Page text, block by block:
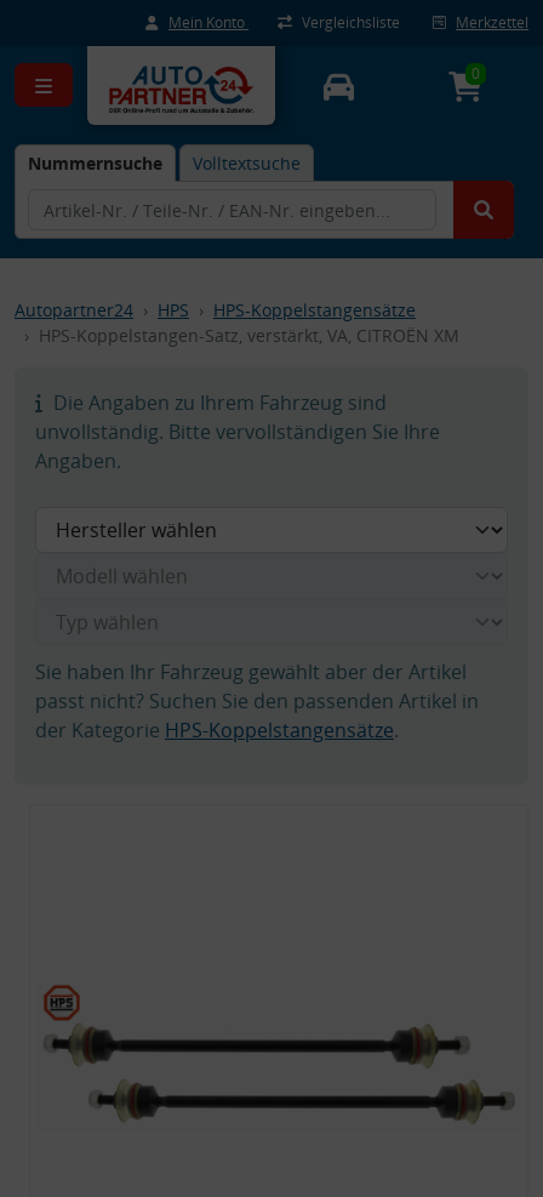
Mein Konto Vergleichsliste Merkzettel
Nummernsuche Volltextsuche
0
Autopartner24 HPS
HPS-Koppelstangensätze
HPS-Koppelstangen-Satz, verstärkt, VA, CITROËN XM
Die Angaben zu Ihrem Fahrzeug sind
unvollständig. Bitte vervollständigen Sie Ihre
Angaben.
Sie haben Ihr Fahrzeug gewählt aber der Artikel
passt nicht? Suchen Sie den passenden Artikel in
der Kategorie HPS-Koppelstangensätze.